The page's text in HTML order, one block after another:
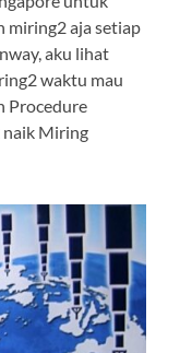
miring2 aja setiap
aku lihat
waktu mau
Procedure
naik Miring